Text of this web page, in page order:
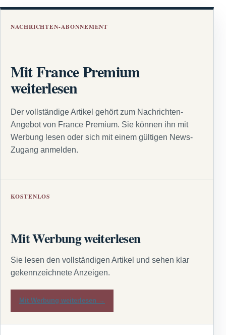
NACHRICHTEN-ABONNEMENT
Mit France Premium
weiterlesen
Der vollständige Artikel gehört zum Nachrichten-
Angebot von France Premium. Sie können ihn mit
Werbung lesen oder sich mit einem gültigen News-
Zugang anmelden.
KOSTENLOS
Mit Werbung weiterlesen
Sie lesen den vollständigen Artikel und sehen klar
gekennzeichnete Anzeigen.
Mit Werbung weiterlesen →